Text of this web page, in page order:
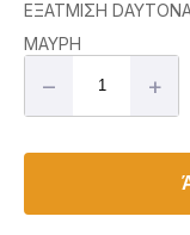
ΕΞΑΤΜΙΣΗ
ΜΑΥΡΗ
– +